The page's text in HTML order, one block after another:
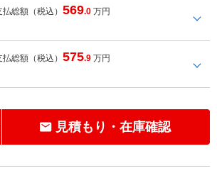
払総額（税込）569.0 万円
払総額（税込）575.9 万円
見積もり・在庫確認